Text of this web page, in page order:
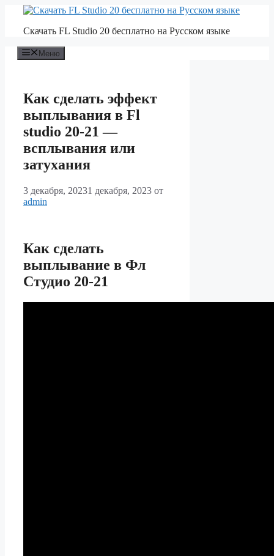
Перейти
содержимому
Скачать FL Studio 20 бесплатно на Русском языке
Меню
Как сделать эффект
выплывания в Fl
studio 20-21 —
всплывания или
затухания
3 декабря, 20231 декабря, 2023 от
admin
Как сделать
выплывание в Фл
Студио 20-21